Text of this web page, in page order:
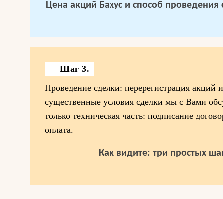
Цена акций Бахус и способ проведения
Шаг 3.
Проведение сделки: перерегистрация акций
существенные условия сделки мы с Вами
только техническая часть: подписание
оплата.
Как видите: три простых